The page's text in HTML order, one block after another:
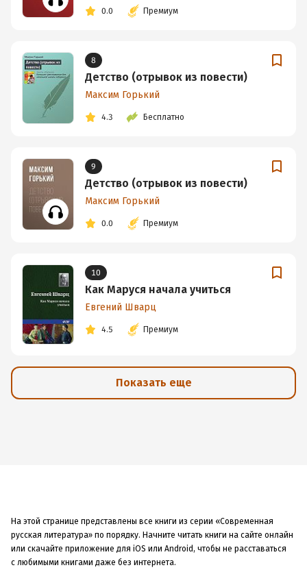
0.0 Премиум
8
Детство (отрывок из повести)
Максим Горький
4.3 Бесплатно
9
Детство (отрывок из повести)
Максим Горький
0.0 Премиум
10
Как Маруся начала учиться
Евгений Шварц
4.5 Премиум
Показать еще
На этой странице представлены все книги из серии «Современная
русская литература» по порядку. Начните читать книги на сайте онлайн
или скачайте приложение для iOS или Android, чтобы не расставаться
с любимыми книгами даже без интернета.